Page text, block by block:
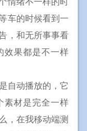
车的时候看到一
，和无所事事看
效果都是不一样
自动播放的，它
素材是完全一样
，在我移动端测